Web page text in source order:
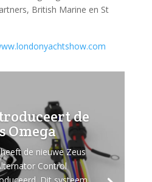
British Marine en St
de
Omega
de nieuwe Zeus
Control